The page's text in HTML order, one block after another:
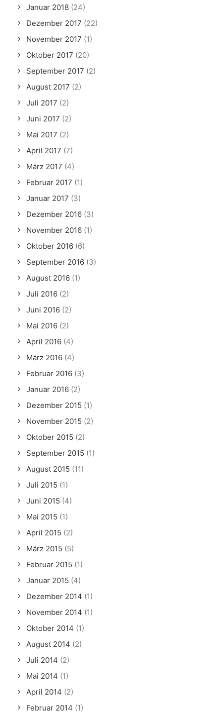
Januar 2018 (24)
Dezember 2017 (22)
November 2017 (1)
Oktober 2017 (20)
September 2017 (2)
August 2017 (2)
Juli 2017 (2)
Juni 2017 (2)
Mai 2017 (2)
April 2017 (7)
März 2017 (4)
Februar 2017 (1)
Januar 2017 (3)
Dezember 2016 (3)
November 2016 (1)
Oktober 2016 (6)
September 2016 (3)
August 2016 (1)
Juli 2016 (2)
Juni 2016 (2)
Mai 2016 (2)
April 2016 (4)
März 2016 (4)
Februar 2016 (3)
Januar 2016 (2)
Dezember 2015 (1)
November 2015 (2)
Oktober 2015 (2)
September 2015 (1)
August 2015 (11)
Juli 2015 (1)
Juni 2015 (4)
Mai 2015 (1)
April 2015 (2)
März 2015 (5)
Februar 2015 (1)
Januar 2015 (4)
Dezember 2014 (1)
November 2014 (1)
Oktober 2014 (1)
August 2014 (2)
Juli 2014 (2)
Mai 2014 (1)
April 2014 (2)
Februar 2014 (1)